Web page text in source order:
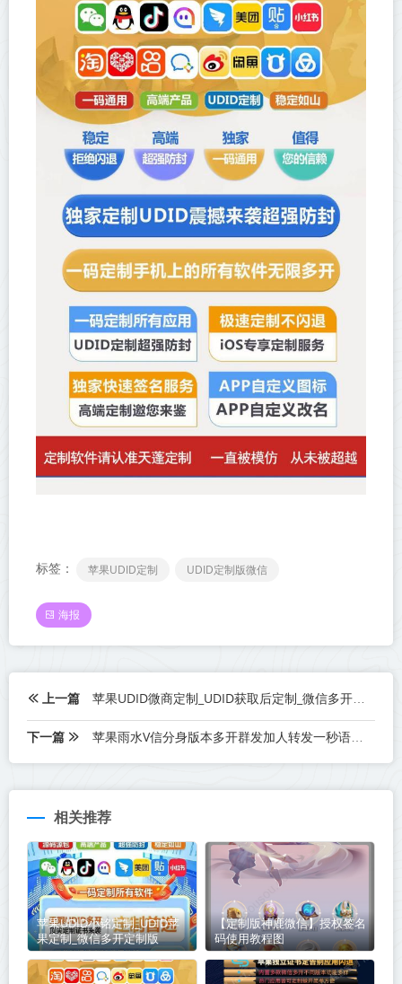
标签： 苹果UDID定制 UDID定制版微信
海报
上一篇 苹果UDID微商定制_UDID获取后定制_微信多开定制版
下一篇 苹果雨水V信分身版本多开群发加人转发一秒语音激活码发卡网下载授权
相关推荐
苹果UDID小铭定制_UDID苹
果定制_微信多开定制版
【定制版神鹿微信】授权签名
码使用教程图